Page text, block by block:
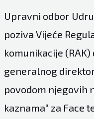
Upravni odbor
poziva Vijeće
komunikacije
generalnog
povodom njegovih
kaznama“ za Face